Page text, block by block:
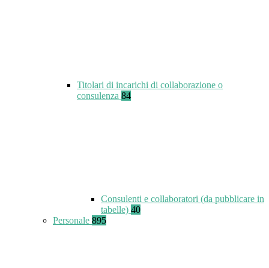
Titolari di incarichi di collaborazione o
consulenza 84
Consulenti e collaboratori (da pubblicare in
tabelle) 40
Personale 895